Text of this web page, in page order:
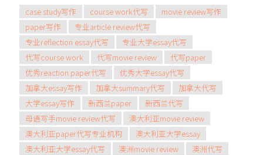
case study写作 course work代写
movie review写作
paper写作
专业article review代写
专业reflection essay代写
专业大学essay代写
代写course work
代写movie review
代写paper
优秀reaction paper代写
优秀大学essay代写
加拿大essay写作
加拿大summary代写
加拿大代写
大学essay写作
新西兰paper
新西兰代写
母语写手movie review代写
澳大利亚movie review
澳大利亚paper代写专业机构
澳大利亚大学essay
澳大利亚大学essay代写
澳洲movie review
澳洲代写